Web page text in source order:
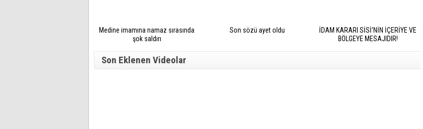
Medine imamına namaz sırasında
şok saldırı
Son sözü ayet oldu
İDAM KARARI SİSİ'NİN İÇERİYE VE
BÖLGEYE MESAJIDIR!
Son Eklenen Videolar